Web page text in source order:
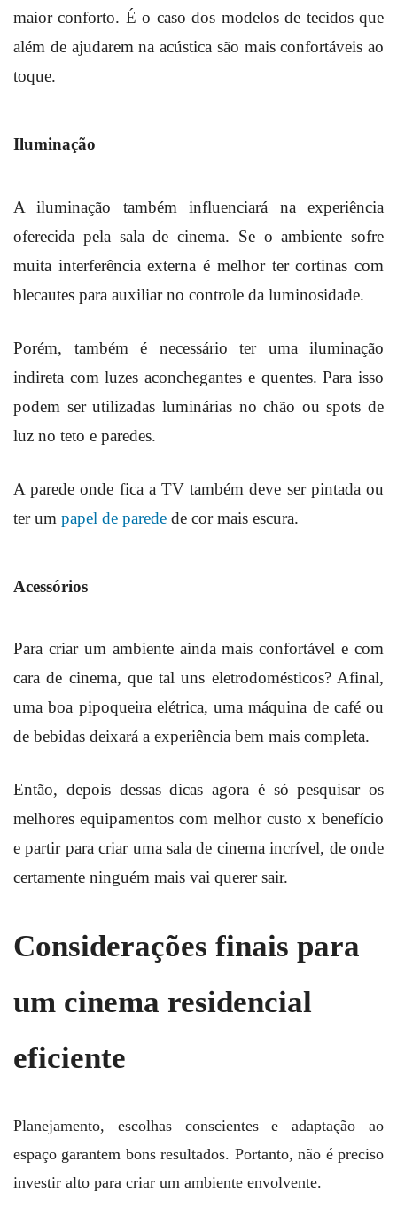
maior conforto. É o caso dos modelos de tecidos que
além de ajudarem na acústica são mais confortáveis ao
toque.
Iluminação
A iluminação também influenciará na experiência
oferecida pela sala de cinema. Se o ambiente sofre
muita interferência externa é melhor ter cortinas com
blecautes para auxiliar no controle da luminosidade.
Porém, também é necessário ter uma iluminação
indireta com luzes aconchegantes e quentes. Para isso
podem ser utilizadas luminárias no chão ou spots de
luz no teto e paredes.
A parede onde fica a TV também deve ser pintada ou
ter um papel de parede de cor mais escura.
Acessórios
Para criar um ambiente ainda mais confortável e com
cara de cinema, que tal uns eletrodomésticos? Afinal,
uma boa pipoqueira elétrica, uma máquina de café ou
de bebidas deixará a experiência bem mais completa.
Então, depois dessas dicas agora é só pesquisar os
melhores equipamentos com melhor custo x benefício
e partir para criar uma sala de cinema incrível, de onde
certamente ninguém mais vai querer sair.
Considerações finais para
um cinema residencial
eficiente
Planejamento, escolhas conscientes e adaptação ao
espaço garantem bons resultados. Portanto, não é preciso
investir alto para criar um ambiente envolvente.